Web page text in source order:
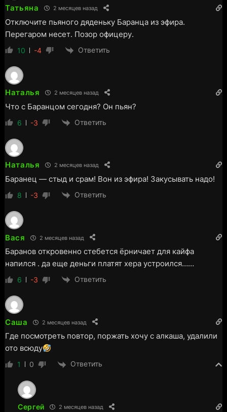
Татьяна 2 месяцев назад
Отключите пьяного дяденьку Баранца из эфира.
Перегаром несет. Позор офицеру.
10 -4 Ответить
Наталья 2 месяцев назад
Что с Баранцом сегодня? Он пьян?
6 -3 Ответить
Наталья 2 месяцев назад
Баранец — стыд и срам! Вон из эфира! Закусывать надо!
8 -3 Ответить
Вася 2 месяцев назад
Баранов откровенно стебется ёрничает для кайфа
напился . да еще деньги платят хера устроился……
6 -3 Ответить
Саша 2 месяцев назад
Где посмотреть повтор, поржать хочу с алкаша, удалили
ото всюду
1 0 Ответить
Сергей 2 месяцев назад